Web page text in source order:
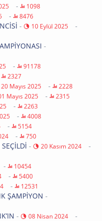
- 1098
- 8476
- 10 Eylül 2025 -
-
- 91178
2327
20 Mayıs 2025 - 2228
Mayıs 2025 - 2315
- 2263
- 4008
- 5154
- 750
- 20 Kasım 2024 -
- 10454
- 5400
- 12531
ŞAMPİYON -
- 08 Nisan 2024 -